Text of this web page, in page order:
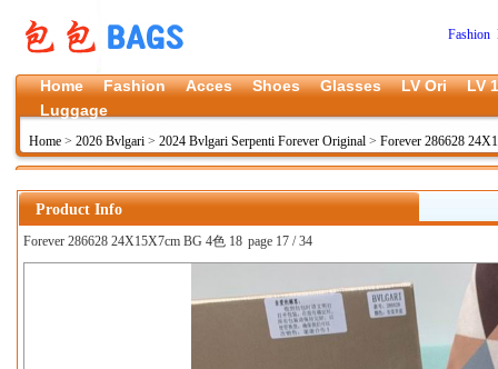
Fashion
Home Fashion Acces Shoes Glasses LV Ori
LV
Luggage
Home > 2026 Bvlgari > 2024 Bvlgari Serpenti Forever Original > Forever 286628
Product Info
Forever 286628 24X15X7cm BG 4色 18 page 17 / 34